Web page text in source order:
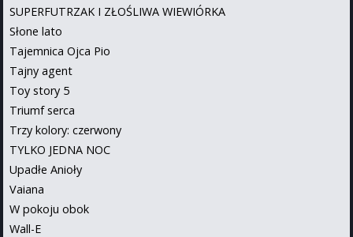
SUPERFUTRZAK I ZŁOŚLIWA WIEWIÓRKA
Słone lato
Tajemnica Ojca Pio
Tajny agent
Toy story 5
Triumf serca
Trzy kolory: czerwony
TYLKO JEDNA NOC
Upadłe Anioły
Vaiana
W pokoju obok
Wall-E